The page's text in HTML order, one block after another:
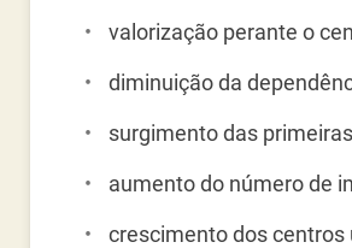
valorização perante o
diminuição da
surgimento das
aumento do número de
crescimento dos centros